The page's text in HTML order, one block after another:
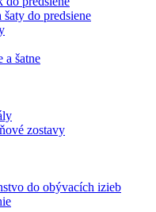
do predsiene
a šatne
zostavy
do obývacích izieb